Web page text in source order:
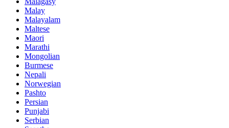
Malay
Malayalam
Maltese
Maori
Marathi
Mongolian
Burmese
Nepali
Norwegian
Pashto
Persian
Punjabi
Serbian